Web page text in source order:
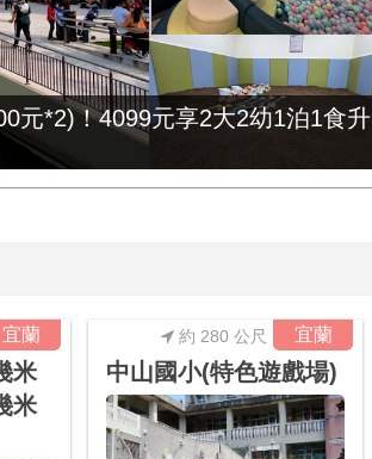
元*2)！4099元享2大2幼1泊1食升
宜蘭
米
米
宜蘭
約 280 公尺
中山國小(特色遊戲場)